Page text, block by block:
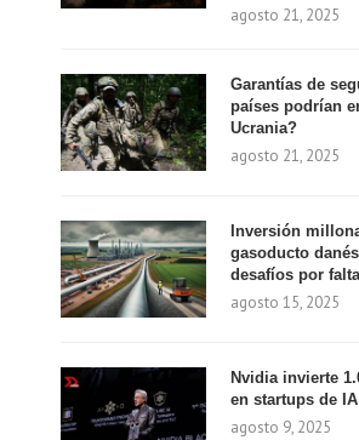
agosto 21, 2025
Garantías de
países podrían
Ucrania?
agosto 21, 2025
Inversión
gasoducto
desafíos por
agosto 15, 2025
Nvidia invierte
en startups de
agosto 9, 2025